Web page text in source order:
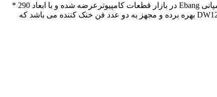
یک نوع دستگاه استخراج ارز رمزنگاری شده است که در تاریخ می 2018 با کیفیت ساخت عالی توسط کمپانی Ebang در بازار قطعات کامپیوترعرضه شده و با ابعاد 290 *
155 * 126 میلیمتر و وزن 4700 گرم به فروش می رسد. این دستگاه ماینر برای رمزنگاری اطلاعات از الگوریتم پردازشی SHA-256 و چیپ DW1228 بهره برده و مجهز به دو عدد فن خنک کننده می باشد که